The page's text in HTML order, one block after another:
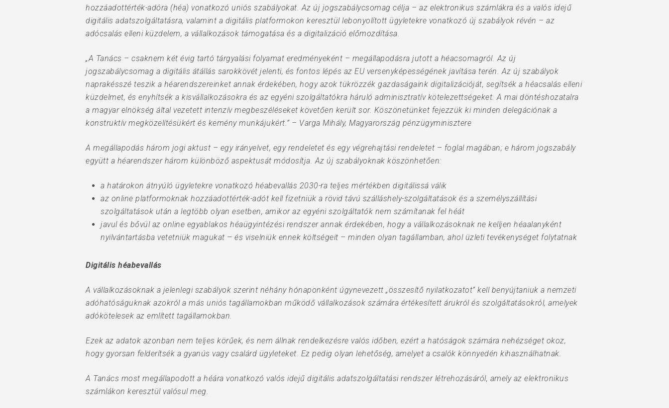
Hit enter to search or ESC to close
hozzáadottérték-adóra (héa) vonatkozó uniós szabályokat. Az új jogszabálycsomag célja – az elektronikus számlákra és a valós idejű
digitális adatszolgáltatásra, valamint a digitális platformokon keresztül lebonyolított ügyletekre vonatkozó új szabályok révén – az
adócsalás elleni küzdelem, a vállalkozások támogatása és a digitalizáció előmozdítása.
„A Tanács – csaknem két évig tartó tárgyalási folyamat eredményeként – megállapodásra jutott a héacsomagról. Az új
jogszabálycsomag a digitális átállás sarokkövét jelenti, és fontos lépés az EU versenyképességének javítása terén. Az új szabályok
naprakésszé teszik a héarendszereinket annak érdekében, hogy azok tükrözzék gazdaságaink digitalizációját, segítsék a héacsalás elleni
küzdelmet, és enyhítsék a kisvállalkozásokra és az egyéni szolgáltatókra háruló adminisztratív kötelezettségeket. A mai döntéshozatalra
a magyar elnökség által vezetett intenzív megbeszéléseket követően került sor. Köszönetünket fejezzük ki minden delegációnak a
konstruktív megközelítésükért és kemény munkájukért.” – Varga Mihály, Magyarország pénzügyminisztere
A megállapodás három jogi aktust – egy irányelvet, egy rendeletet és egy végrehajtási rendeletet – foglal magában; e három jogszabály
együtt a héarendszer három különböző aspektusát módosítja. Az új szabályoknak köszönhetően:
a határokon átnyúló ügyletekre vonatkozó héabevallás 2030-ra teljes mértékben digitálissá válik
az online platformoknak hozzáadottérték-adót kell fizetniük a rövid távú szálláshely-szolgáltatások és a személyszállítási
szolgáltatások után a legtöbb olyan esetben, amikor az egyéni szolgáltatók nem számítanak fel héát
javul és bővül az online egyablakos héaügyintézési rendszer annak érdekében, hogy a vállalkozásoknak ne kelljen héaalanyként
nyilvántartásba vetetniük magukat – és viselniük ennek költségeit – minden olyan tagállamban, ahol üzleti tevékenységet folytatnak
Digitális héabevallás
A vállalkozásoknak a jelenlegi szabályok szerint néhány hónaponként úgynevezett „összesítő nyilatkozatot” kell benyújtaniuk a nemzeti
adóhatóságuknak azokról a más uniós tagállamokban működő vállalkozások számára értékesített árukról és szolgáltatásokról, amelyek
adókötelesek az említett tagállamokban.
Ezek az adatok azonban nem teljes körűek, és nem állnak rendelkezésre valós időben, ezért a hatóságok számára nehézséget okoz,
hogy gyorsan felderítsék a gyanús vagy csalárd ügyleteket. Ez pedig olyan lehetőség, amelyet a csalók könnyedén kihasználhatnak.
A Tanács most megállapodott a héára vonatkozó valós idejű digitális adatszolgáltatási rendszer létrehozásáról, amely az elektronikus
számlákon keresztül valósul meg.